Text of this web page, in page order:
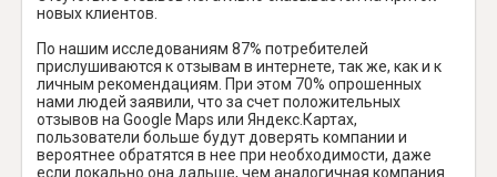
новых клиентов.
По нашим исследованиям 87% потребителей
прислушиваются к отзывам в интернете, так же, как и к
личным рекомендациям. При этом 70% опрошенных
нами людей заявили, что за счет положительных
отзывов на Google Maps или Яндекс.Картах,
пользователи больше будут доверять компании и
вероятнее обратятся в нее при необходимости, даже
если локально она дальше, чем аналогичная компания